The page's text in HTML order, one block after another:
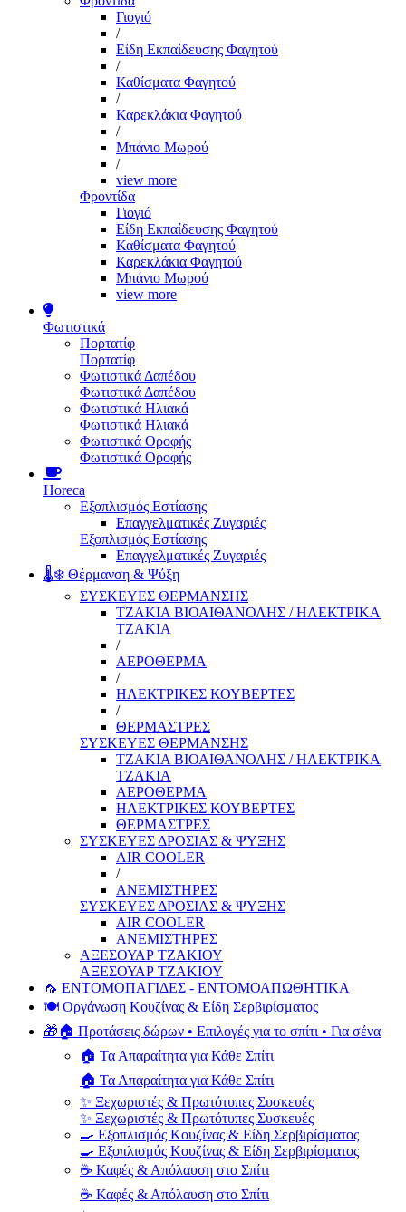
Γιογιό
/
Είδη Εκπαίδευσης Φαγητού
/
Καθίσματα Φαγητού
/
Καρεκλάκια Φαγητού
/
Μπάνιο Μωρού
/
view more
Φροντίδα
Γιογιό
Είδη Εκπαίδευσης Φαγητού
Καθίσματα Φαγητού
Καρεκλάκια Φαγητού
Μπάνιο Μωρού
view more
Φωτιστικά
Πορτατίφ
Πορτατίφ
Φωτιστικά Δαπέδου
Φωτιστικά Δαπέδου
Φωτιστικά Ηλιακά
Φωτιστικά Ηλιακά
Φωτιστικά Οροφής
Φωτιστικά Οροφής
Horeca
Εξοπλισμός Εστίασης
Επαγγελματικές Ζυγαριές
Εξοπλισμός Εστίασης
Επαγγελματικές Ζυγαριές
🌡️❄️ Θέρμανση & Ψύξη
ΣΥΣΚΕΥΕΣ ΘΕΡΜΑΝΣΗΣ
ΤΖΑΚΙΑ ΒΙΟΑΙΘΑΝΟΛΗΣ / ΗΛΕΚΤΡΙΚΑ
ΤΖΑΚΙΑ
/
ΑΕΡΟΘΕΡΜΑ
/
ΗΛΕΚΤΡΙΚΕΣ ΚΟΥΒΕΡΤΕΣ
/
ΘΕΡΜΑΣΤΡΕΣ
ΣΥΣΚΕΥΕΣ ΘΕΡΜΑΝΣΗΣ
ΤΖΑΚΙΑ ΒΙΟΑΙΘΑΝΟΛΗΣ / ΗΛΕΚΤΡΙΚΑ
ΤΖΑΚΙΑ
ΑΕΡΟΘΕΡΜΑ
ΗΛΕΚΤΡΙΚΕΣ ΚΟΥΒΕΡΤΕΣ
ΘΕΡΜΑΣΤΡΕΣ
ΣΥΣΚΕΥΕΣ ΔΡΟΣΙΑΣ & ΨΥΞΗΣ
AIR COOLER
/
ΑΝΕΜΙΣΤΗΡΕΣ
ΣΥΣΚΕΥΕΣ ΔΡΟΣΙΑΣ & ΨΥΞΗΣ
AIR COOLER
ΑΝΕΜΙΣΤΗΡΕΣ
ΑΞΕΣΟΥΑΡ ΤΖΑΚΙΟΥ
ΑΞΕΣΟΥΑΡ ΤΖΑΚΙΟΥ
🦟 ΕΝΤΟΜΟΠΑΓΙΔΕΣ - ΕΝΤΟΜΟΑΠΩΘΗΤΙΚΑ
🍽️ Οργάνωση Κουζίνας & Είδη Σερβιρίσματος
🎁🏠 Προτάσεις δώρων • Επιλογές για το σπίτι • Για σένα
🏠 Τα Απαραίτητα για Κάθε Σπίτι
🏠 Τα Απαραίτητα για Κάθε Σπίτι
✨ Ξεχωριστές & Πρωτότυπες Συσκευές
✨ Ξεχωριστές & Πρωτότυπες Συσκευές
🍳 Εξοπλισμός Κουζίνας & Είδη Σερβιρίσματος
🍳 Εξοπλισμός Κουζίνας & Είδη Σερβιρίσματος
☕ Καφές & Απόλαυση στο Σπίτι
☕ Καφές & Απόλαυση στο Σπίτι